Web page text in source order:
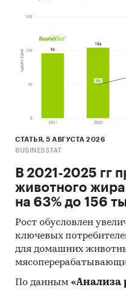
СТАТЬЯ, 5 АВГУСТА 2026
BUSINESSTAT
В 2021-2025 гг
животного
на 63% до 156
Рост обусловлен
ключевых
для домашних
По данным «Анализа